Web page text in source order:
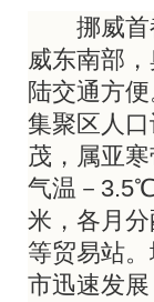
挪威首都
威东南部
陆交通方
集聚区人
茂，属亚
气温－
米，各月
等贸易站
市迅速发